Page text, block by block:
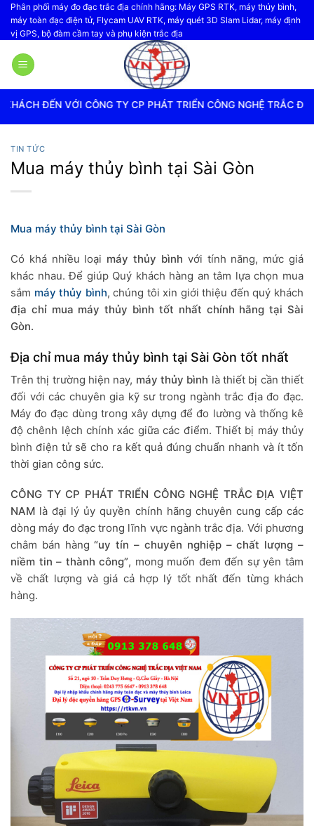
Bỏ
qua
nội
dung
Phân phối máy đo đạc trắc địa chính hãng: Máy GPS RTK, máy thủy bình,
máy toàn đạc điện tử, Flycam UAV RTK, máy quét 3D Slam Lidar, máy định
vị GPS, bộ đàm cầm tay và phụ kiện trắc địa
TY CP PHÁT TRIỂN CÔNG NGHỆ TRẮC ĐỊA VIỆT NAM
TIN TỨC
Mua máy thủy bình tại Sài Gòn
Mua máy thủy bình tại Sài Gòn
Có khá nhiều loại máy thủy bình với tính năng, mức giá
khác nhau. Để giúp Quý khách hàng an tâm lựa chọn mua
sắm máy thủy bình, chúng tôi xin giới thiệu đến quý khách
địa chỉ mua máy thủy bình tốt nhất chính hãng tại Sài
Gòn.
Địa chỉ mua máy thủy bình tại Sài Gòn tốt nhất
Trên thị trường hiện nay, máy thủy bình là thiết bị cần thiết
đối với các chuyên gia kỹ sư trong ngành trắc địa đo đạc.
Máy đo đạc dùng trong xây dựng để đo lường và thống kê
độ chênh lệch chính xác giữa các điểm. Thiết bị máy thủy
bình điện tử sẽ cho ra kết quả đúng chuẩn nhanh và ít tốn
thời gian công sức.
CÔNG TY CP PHÁT TRIỂN CÔNG NGHỆ TRẮC ĐỊA VIỆT
NAM là đại lý ủy quyền chính hãng chuyên cung cấp các
dòng máy đo đạc trong lĩnh vực ngành trắc địa. Với phương
châm bán hàng “uy tín – chuyên nghiệp – chất lượng –
niềm tin – thành công”, mong muốn đem đến sự yên tâm
về chất lượng và giá cả hợp lý tốt nhất đến từng khách
hàng.